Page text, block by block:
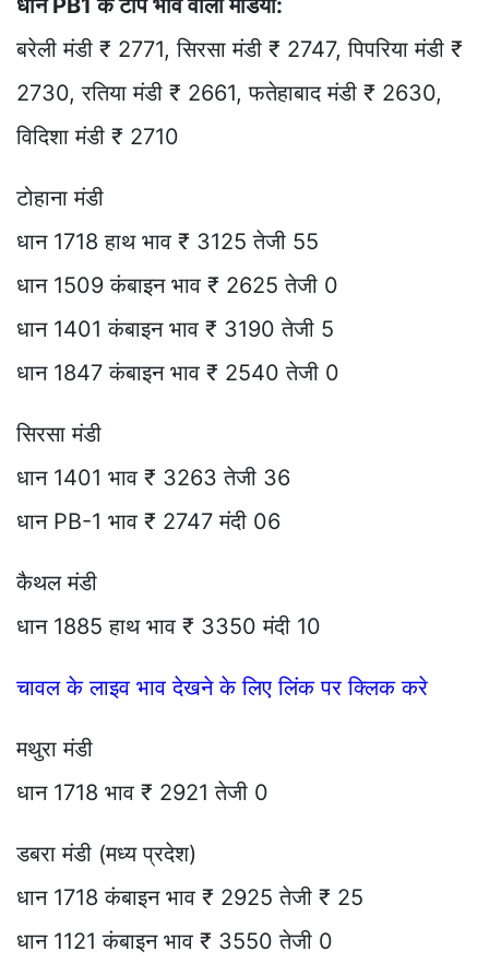
धान PB1 के टॉप भाव वाली मंडियां:
बरेली मंडी ₹ 2771, सिरसा मंडी ₹ 2747, पिपरिया मंडी ₹
2730, रतिया मंडी ₹ 2661, फतेहाबाद मंडी ₹ 2630,
विदिशा मंडी ₹ 2710
टोहाना मंडी
धान 1718 हाथ भाव ₹ 3125 तेजी 55
धान 1509 कंबाइन भाव ₹ 2625 तेजी 0
धान 1401 कंबाइन भाव ₹ 3190 तेजी 5
धान 1847 कंबाइन भाव ₹ 2540 तेजी 0
सिरसा मंडी
धान 1401 भाव ₹ 3263 तेजी 36
धान PB-1 भाव ₹ 2747 मंदी 06
कैथल मंडी
धान 1885 हाथ भाव ₹ 3350 मंदी 10
चावल के लाइव भाव देखने के लिए लिंक पर क्लिक करे
मथुरा मंडी
धान 1718 भाव ₹ 2921 तेजी 0
डबरा मंडी (मध्य प्रदेश)
धान 1718 कंबाइन भाव ₹ 2925 तेजी ₹ 25
धान 1121 कंबाइन भाव ₹ 3550 तेजी 0